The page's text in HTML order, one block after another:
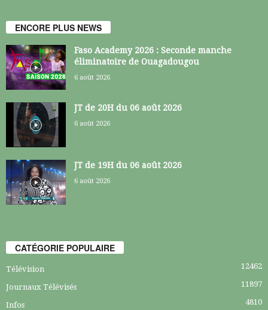
ENCORE PLUS NEWS
Faso Academy 2026 : Seconde manche
éliminatoire de Ouagadougou
6 août 2026
JT de 20H du 06 août 2026
6 août 2026
JT de 19H du 06 août 2026
6 août 2026
CATÉGORIE POPULAIRE
Télévision 12462
Journaux Télévisés 11897
Infos 4810